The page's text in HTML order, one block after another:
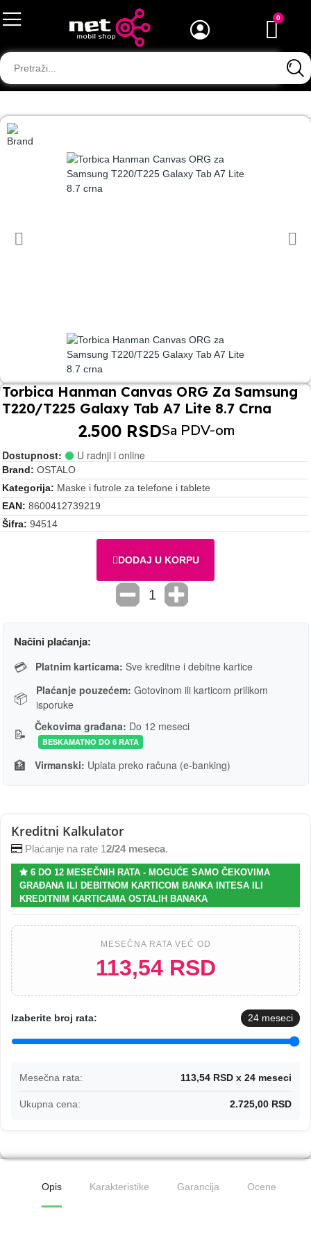
Torbica Hanman Canvas ORG Za Samsung
T220/T225 Galaxy Tab A7 Lite 8.7 Crna
2.500 RSDSa PDV-om
Dostupnost: U radnji i online
Brand
OSTALO
Kategorija
Maske i futrole za telefone i tablete
EAN 8600412739219
Šifra 94514
DODAJ U KORPU
Načini plaćanja:
💳 Platnim karticama: Sve kreditne i debitne kartice
📦 Plaćanje pouzećem: Gotovinom ili karticom prilikom
isporuke
📝 Čekovima građana: Do 12 meseci
BESKAMATNO DO 6 RATA
🏦 Virmanski: Uplata preko računa (e-banking)
Kreditni Kalkulator
Plaćanje na rate 12/24 meseca.
6 DO 12 MESEČNIH RATA - MOGUĆE SAMO ČEKOVIMA
GRAĐANA ILI DEBITNOM KARTICOM BANKA INTESA ILI
KREDITNIM KARTICAMA OSTALIH BANAKA
MESEČNA RATA VEĆ OD
113,54 RSD
Izaberite broj rata: 24 meseci
Mesečna rata: 113,54 RSD x 24 meseci
Ukupna cena: 2.725,00 RSD
Opis Karakteristike Garancija Ocene